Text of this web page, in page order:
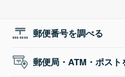
郵便番号を調べる
郵便局・ATM・ポスト